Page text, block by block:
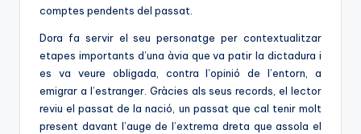
comptes pendents del passat.
Dora fa servir el seu personatge per contextualitzar
etapes importants d’una àvia que va patir la dictadura i
es va veure obligada, contra l’opinió de l’entorn, a
emigrar a l’estranger. Gràcies als seus records, el lector
reviu el passat de la nació, un passat que cal tenir molt
present davant l’auge de l’extrema dreta que assola el